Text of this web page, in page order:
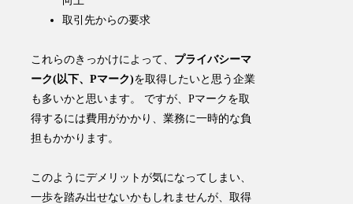
取引先からの要求
これらのきっかけによって、 プライバシーマ
ーク(以下、Pマーク)を取得したいと思う企業
も多いかと思います。 ですが、Pマークを取
得するには費用がかかり、業務に一時的な負
担もかかります。
このようにデメリットが気になってしまい、
一歩を踏み出せないかもしれませんが、取得